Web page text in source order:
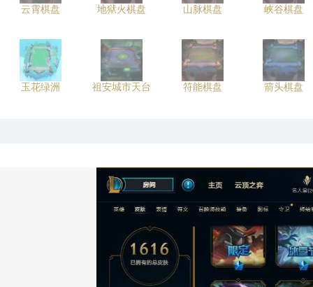
云霄棋盘 地狱火棋盘 山脉棋盘 峡谷棋盘
玉花绿洲 祖安城市天台 符能棋盘 箭头棋盘